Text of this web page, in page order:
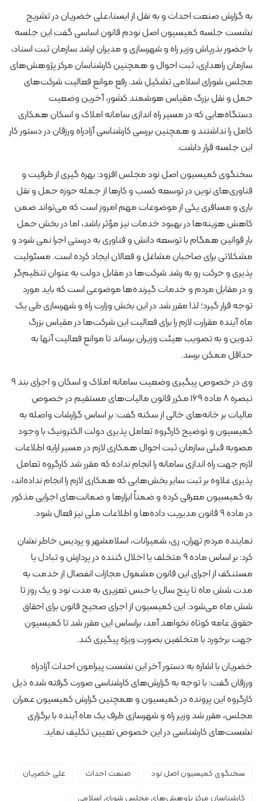
به گزارش صنعت احداث و به نقل از ایسنا،علی خضریان در تشریح
نشست جلسه کمیسیون اصل نودم قانون اساسی گفت این جلسه
با حضور بذرپاش وزیر راه و شهرسازی و مدیران ارشد سازمان ثبت اسناد،
سازمان راهداری، ثبت احوال و همچنین کارشناسان مرکز پژوهش‌های
مجلس شورای اسلامی تشکیل شد. رفع موانع فعالیت شرکت‌های
حمل و نقل بزرگ مقیاس هوشمند کشور، آخرین وضعیت
دستگاه‌هایی که در مسیر راه اندازی سامانه املاک و اسکان همکاری
کامل را نداشتند و همچنین بررسی کارشناسی آزادراه ورزقان در دستور کار
این جلسه قرار داشت.
سخنگوی کمیسیون اصل نود مجلس افزود: بهره گیری از ظرفیت و
فناوری‌های نوین در توسعه کسب و کارها از جمله حوزه حمل و نقل
باری و مسافری یکی از موضوعات مهم امروز است که می‌تواند ضمن
کاهش هزینه‌ها در بهبود خدمات نیز مؤثر باشد، اما در بخش حمل
بار قوانین همگام با توسعه دانش و فناوری به درستی اجرا نمی شود و
مشکلاتی برای صاحبان مشاغل و فعالان ایجاد کرده است. مسئولیت
پذیری و حرکت رو به رشد شرکت‌ها در مقابل دولت به عنوان تنظیم‌گر
و در مقابل مردم و خدمات گیرنده‌ها موضوعی است که باید مورد
توجه قرار گیرد؛ لذا مقرر شد در این بخش وزارت راه و شهرسازی طی یک
ماه آینده مقرارت لازم را برای فعالیت این شرکت‌ها در مقیاس بزرگ
تدوین و به تصویب هیئت وزیران برساند تا موانع فعالیت آنها به
حداقل ممکن برسد.
وی در خصوص پیگیری وضعیت سامانه املاک و اسکان و اجرای بند ۹
تبصره ۸ ماده ۱۶۹ مکرر قانون مالیات‌های مستقیم در خصوص
مالیات بر خانه‌های خالی از سکنه گفت: بر اساس گزارشات واصله به
کمیسیون و توضیح کارگروه تعامل پذیری دولت الکترونیک با وجود
مصوبه قبلی سازمان ثبت احوال همکاری لازم در مسیر ارایه اطلاعات
لازم جهت راه اندازی سامانه را انجام نداده که مقرر شد کارگروه تعامل
پذیری علاوه بر ثبت سایر بخش‌هایی که همکاری لازم را انجام نداده‌اند،
به کمیسیون معرفی کرده و ضمناً ابزارها و ضمانت‌های اجرایی مذکور
در ماده ۹ قانون مدیریت داده‌ها و اطلاعات ملی نیز فعال شود.
نماینده مردم تهران، ری، شمیرانات، اسلامشهر و پردیس خاطر نشان
کرد: بر اساس ماده ۹ متخلف یا اخلال کننده در پردازش و تبادل یا
مستنکف از اجرای این قانون مشمول مجازات انفصال از خدمت به
مدت شش­ ماه تا پنج­ سال یا حبس تعزیری به مدت نود و یک روز تا
شش­ ماه می‌شود. این کمیسیون از اجرای صحیح قانون برای احقاق
حقوق عامه کوتاه نخواهد آمد، براساس این مقرر شد تا کمیسیون
جهت برخورد با متخلفین بصورت ویژه پیگیری کند.
خضریان با اشاره به دستور آخر این نشست پیرامون احداث آزادراه
ورزقان گفت: با توجه به گزارش‌های کارشناسی صورت گرفته شده ذیل
کارگروه این پرونده در کمیسیون و همچنین گزارش کمیسیون عمران
مجلس، مقرر شد وزیر راه و شهرسازی ظرف یک ماه آینده با برگزاری
نشست‌های کارشناسی در این خصوص تعیین تکلیف نماید.
سخنگوی کمیسیون اصل نود صنعت احداث
علی خضریان
کارشناسان مرکز پژوهش‌های مجلس شورای اسلامی